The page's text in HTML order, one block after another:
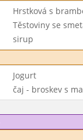
Hrstková s
Těstoviny se
sirup
Jogurt
čaj - broskev s